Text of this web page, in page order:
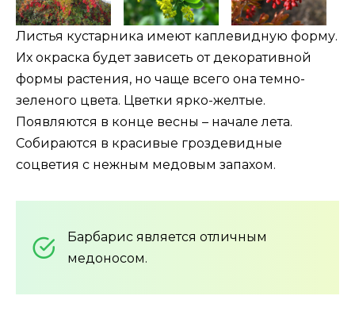
Листья кустарника имеют каплевидную форму.
Их окраска будет зависеть от декоративной
формы растения, но чаще всего она темно-
зеленого цвета. Цветки ярко-желтые.
Появляются в конце весны – начале лета.
Собираются в красивые гроздевидные
соцветия с нежным медовым запахом.
Барбарис является отличным
медоносом.